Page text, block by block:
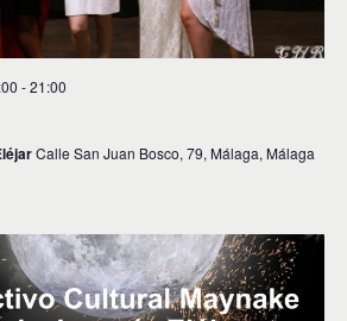
-21:00
Calle San Juan Bosco, 79, Málaga, Málaga